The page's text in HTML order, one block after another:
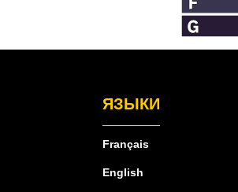
ЯЗЫКИ
Français
English